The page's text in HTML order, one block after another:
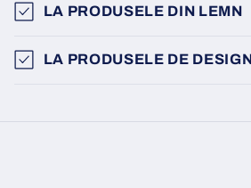
LA PRODUSELE DIN LEMN
LA PRODUSELE DE DESIGN